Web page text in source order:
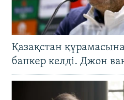
Қазақстан
бапкер келді. Джон